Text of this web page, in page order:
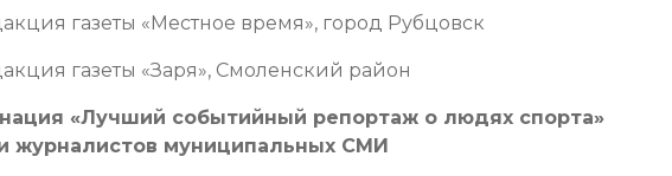
газеты «Местное время», город Рубцовск
газеты «Заря», Смоленский район
«Лучший событийный репортаж о людях спорта»
журналистов муниципальных СМИ